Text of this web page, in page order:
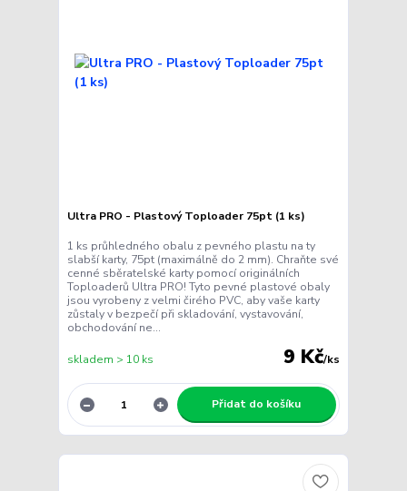
Ultra PRO - Plastový Toploader 75pt (1 ks)
1 ks průhledného obalu z pevného plastu na ty
slabší karty, 75pt (maximálně do 2 mm). Chraňte své
cenné sběratelské karty pomocí originálních
Toploaderů Ultra PRO! Tyto pevné plastové obaly
jsou vyrobeny z velmi čirého PVC, aby vaše karty
zůstaly v bezpečí při skladování, vystavování,
obchodování ne...
9 Kč/ks
skladem > 10 ks
Přidat do košíku